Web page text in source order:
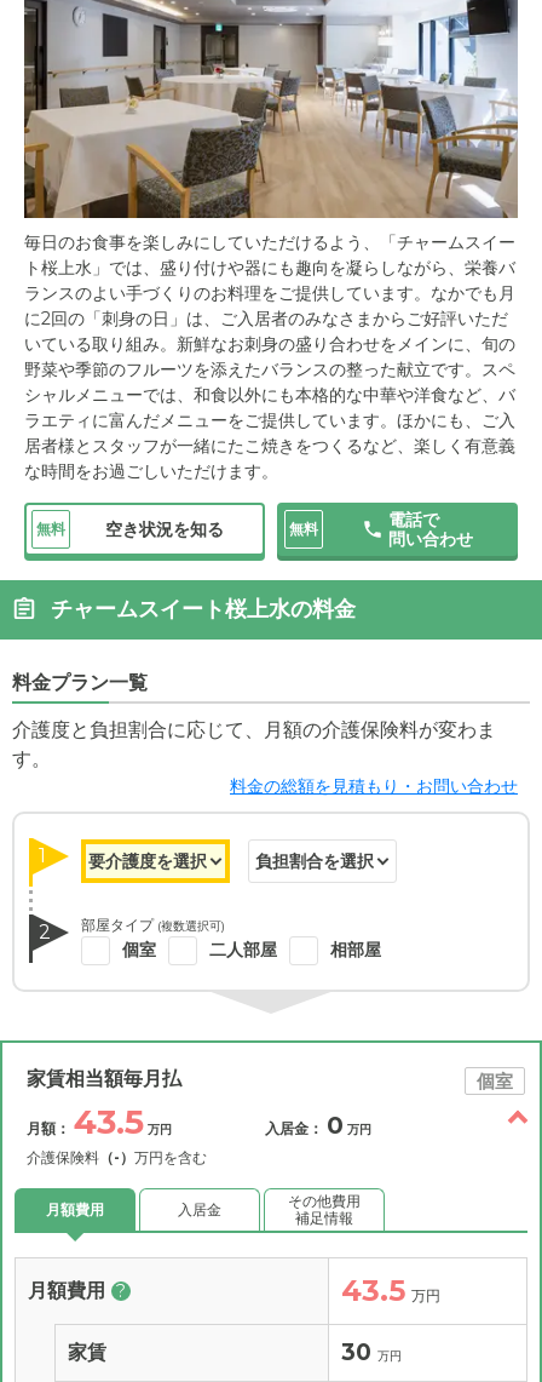
毎日のお食事を楽しみにしていただけるよう、「チャームスイー
ト桜上水」では、盛り付けや器にも趣向を凝らしながら、栄養バ
ランスのよい手づくりのお料理をご提供しています。なかでも月
に2回の「刺身の日」は、ご入居者のみなさまからご好評いただ
いている取り組み。新鮮なお刺身の盛り合わせをメインに、旬の
野菜や季節のフルーツを添えたバランスの整った献立です。スペ
シャルメニューでは、和食以外にも本格的な中華や洋食など、バ
ラエティに富んだメニューをご提供しています。ほかにも、ご入
居者様とスタッフが一緒にたこ焼きをつくるなど、楽しく有意義
な時間をお過ごしいただけます。
無料 空き状況を知る 無料
電話で
問い合わせ
チャームスイート桜上水の料金
料金プラン一覧
介護度と負担割合に応じて、月額の介護保険料が変わま
す。
料金の総額を見積もり・お問い合わせ
1
2 部屋タイプ (複数選択可)
個室 二人部屋 相部屋
家賃相当額毎月払 個室
月額： 43.5 万円
介護保険料 （-） 万円を含む
入居金： 0 万円
月額費用 入居金
その他費用
補足情報
月額費用 ? 43.5 万円
家賃 30 万円